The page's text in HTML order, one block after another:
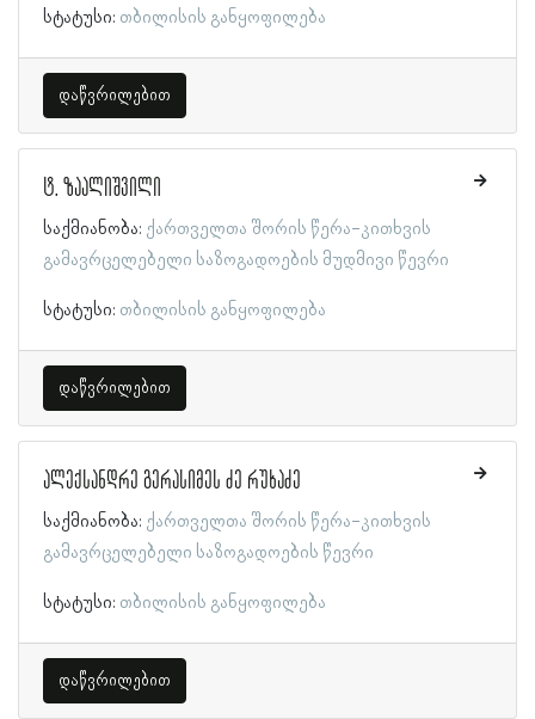
სტატუსი: თბილისის განყოფილება
დაწვრილებით
ტ. ზაალიშვილი
საქმიანობა: ქართველთა შორის წერა-კითხვის
გამავრცელებელი საზოგადოების მუდმივი წევრი
სტატუსი: თბილისის განყოფილება
დაწვრილებით
ალექსანდრე გერასიმეს ძე რუხაძე
საქმიანობა: ქართველთა შორის წერა-კითხვის
გამავრცელებელი საზოგადოების წევრი
სტატუსი: თბილისის განყოფილება
დაწვრილებით